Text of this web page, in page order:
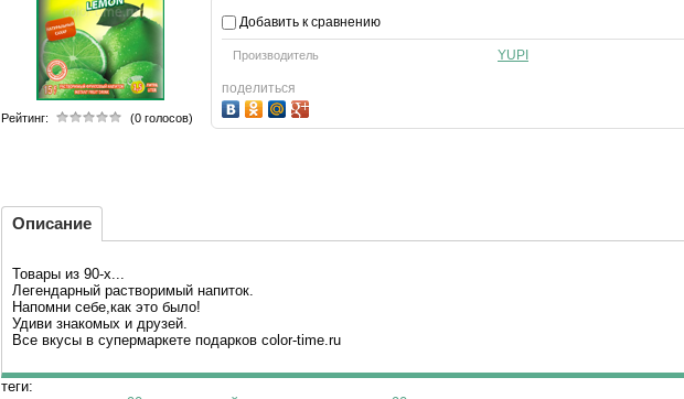
Рейтинг: (0 голосов)
Добавить к сравнению
Производитель YUPI
поделиться
Описание
Товары из 90-х...
Легендарный растворимый напиток.
Напомни себе,как это было!
Удиви знакомых и друзей.
Все вкусы в супермаркете подарков color-time.ru
теги: